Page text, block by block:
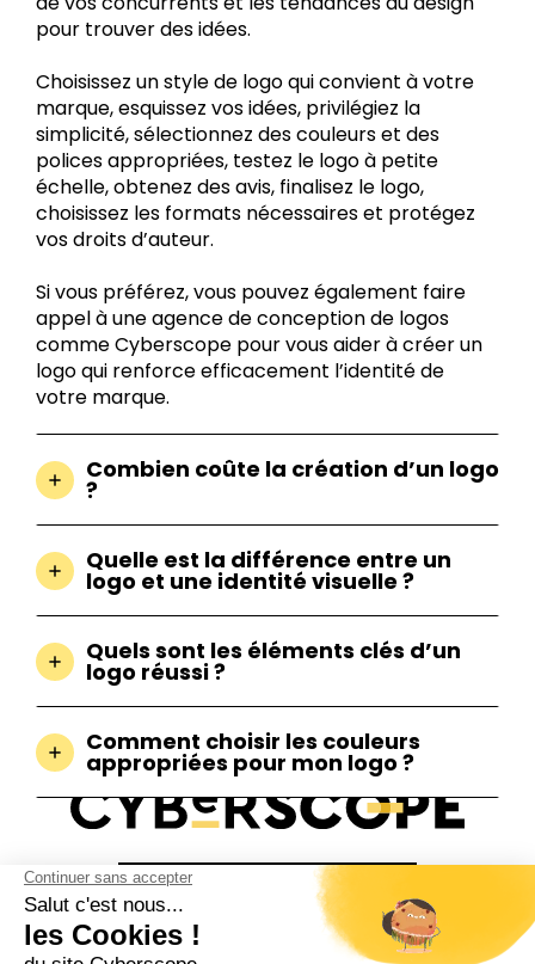
pour trouver des idées.
Choisissez un style de logo qui convient à votre
marque, esquissez vos idées, privilégiez la
simplicité, sélectionnez des couleurs et des
polices appropriées, testez le logo à petite
échelle, obtenez des avis, finalisez le logo,
choisissez les formats nécessaires et protégez
vos droits d’auteur.
Si vous préférez, vous pouvez également faire
appel à une agence de conception de logos
comme Cyberscope pour vous aider à créer un
logo qui renforce efficacement l’identité de
votre marque.
Combien coûte la création d’un logo
?
Quelle est la différence entre un
logo et une identité visuelle ?
Quels sont les éléments clés d’un
logo réussi ?
Comment choisir les couleurs
appropriées pour mon logo ?